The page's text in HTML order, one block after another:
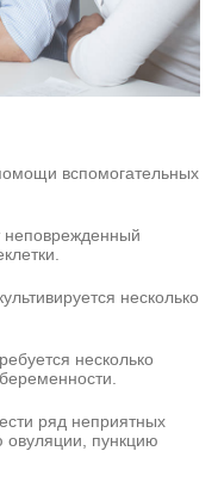
вспомогательных
неповрежденный
несколько
несколько
ряд неприятных
пункцию